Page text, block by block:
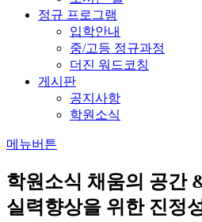
정규 프로그램
입학안내
중/고등 정규과정
더진 워드코칭
게시판
공지사항
학원소식
메뉴버튼
학원소식 채움의 공간
실력향상을 위한 진정